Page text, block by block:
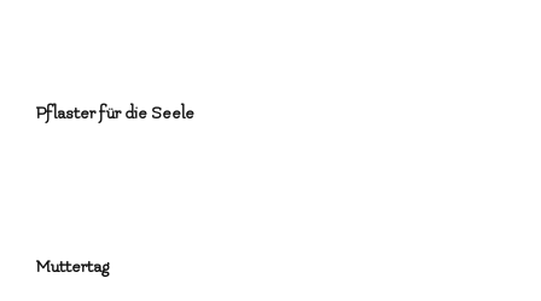
Pflaster für die Seele
Muttertag